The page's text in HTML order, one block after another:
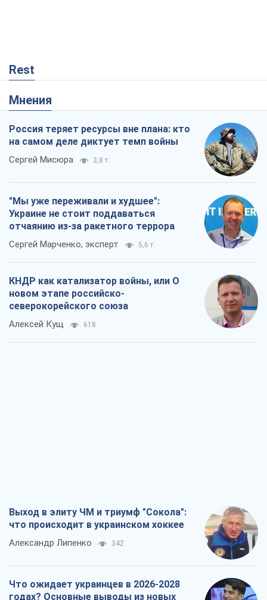
Rest
Мнения
Россия теряет ресурсы вне плана: кто
на самом деле диктует темп войны
Сергей Мисюра 3,8 т.
"Мы уже переживали и худшее":
Украине не стоит поддаваться
отчаянию из-за ракетного террора
Сергей Марченко, эксперт 5,6 т.
КНДР как катализатор войны, или О
новом этапе российско-
северокорейского союза
Алексей Кущ 618
Выход в элиту ЧМ и триумф "Сокола":
что происходит в украинском хоккее
Александр Липенко 342
Что ожидает украинцев в 2026-2028
годах? Основные выводы из новых